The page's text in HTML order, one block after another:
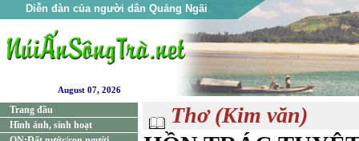
Diễn đàn của người dân Quảng Ngãi
August 07, 2026
Trang đầu
Hình ảnh, sinh hoạt
Thơ (Kim văn)